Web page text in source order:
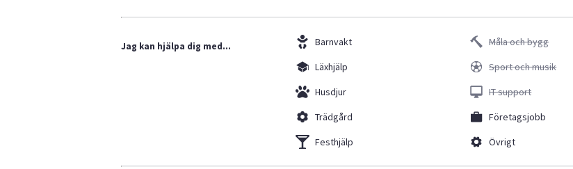
Jag kan hjälpa dig med...
Barnvakt
Läxhjälp
Husdjur
Trädgård
Festhjälp
Måla och bygg
Sport och musik
IT support
Företagsjobb
Övrigt